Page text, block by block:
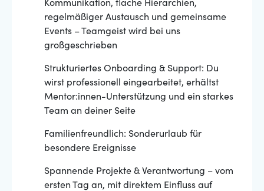
Kommunikation, flache Hierarchien,
regelmäßiger Austausch und gemeinsame
Events – Teamgeist wird bei uns
großgeschrieben
Strukturiertes Onboarding & Support: Du
wirst professionell eingearbeitet, erhältst
Mentor:innen-Unterstützung und ein starkes
Team an deiner Seite
Familienfreundlich: Sonderurlaub für
besondere Ereignisse
Spannende Projekte & Verantwortung – vom
ersten Tag an, mit direktem Einfluss auf